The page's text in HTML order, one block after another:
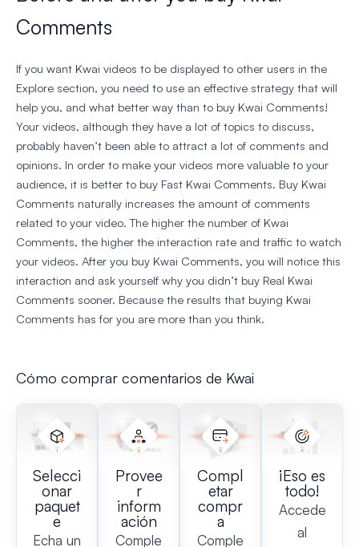
Comments
If you want Kwai videos to be displayed to other users in the
Explore section, you need to use an effective strategy that will
help you, and what better way than to buy Kwai Comments!
Your videos, although they have a lot of topics to discuss,
probably haven’t been able to attract a lot of comments and
opinions. In order to make your videos more valuable to your
audience, it is better to buy Fast Kwai Comments. Buy Kwai
Comments naturally increases the amount of comments
related to your video. The higher the number of Kwai
Comments, the higher the interaction rate and traffic to watch
your videos. After you buy Kwai Comments, you will notice this
interaction and ask yourself why you didn’t buy Real Kwai
Comments sooner. Because the results that buying Kwai
Comments has for you are more than you think.
Cómo comprar comentarios de Kwai
Selecci
onar
paquet
e
Echa un
Provee
r
inform
ación
Comple
Compl
etar
compr
a
Comple
¡Eso es
todo!
Accede
al